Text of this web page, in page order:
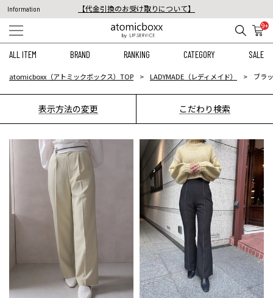
Information
【代金引換のお受け取りについて】
税込11,000円以上のご注文で送料無料！
9+
ALL ITEM BRAND RANKING CATEGORY SALE
atomicboxx（アトミックボックス）TOP LADYMADE（レディメイド） ブラ
表示方法の変更 こだわり検索